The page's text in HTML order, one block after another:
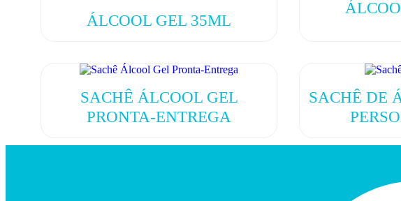
ÁLCOOL GEL 35ML
SACHÊ ÁLCOOL GEL
PRONTA-ENTREGA
SACHÊ DE